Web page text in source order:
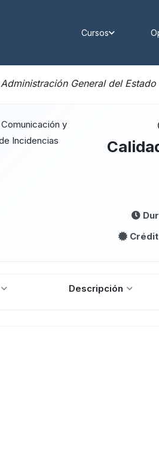
Cursos
Administración General del
Descripción